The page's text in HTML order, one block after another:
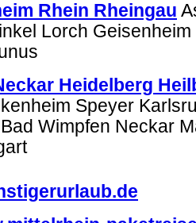
Rhein Rheingau
Lorch Geisenheim
Heidelberg
Speyer
Wimpfen Neckar